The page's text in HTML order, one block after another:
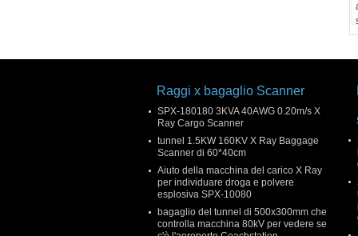
Raggi x bagaglio Scanner
SPX-180180 3KVA 40AWG 0.20m/s X
Ray Cargo Scanner
tunnel 1.5KW 160KV X Ray Baggage
Scanner di 60*40cm
Aiuto della macchina del carico X Ray
per individuare droga e polvere
esplosiva SPX-10080
bagaglio del tunnel di 500x300mm che
controlla macchina 80kV per vedere se